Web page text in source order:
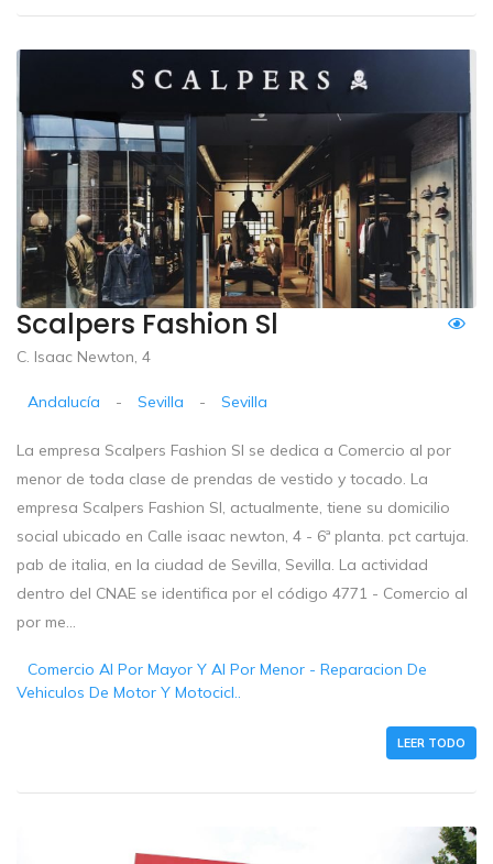
Scalpers Fashion Sl
C. Isaac Newton, 4
Andalucía - Sevilla - Sevilla
La empresa Scalpers Fashion Sl se dedica a Comercio al por
menor de toda clase de prendas de vestido y tocado. La
empresa Scalpers Fashion Sl, actualmente, tiene su domicilio
social ubicado en Calle isaac newton, 4 - 6ª planta. pct cartuja.
pab de italia, en la ciudad de Sevilla, Sevilla. La actividad
dentro del CNAE se identifica por el código 4771 - Comercio al
por me...
Comercio Al Por Mayor Y Al Por Menor - Reparacion De
Vehiculos De Motor Y Motocicl..
LEER TODO